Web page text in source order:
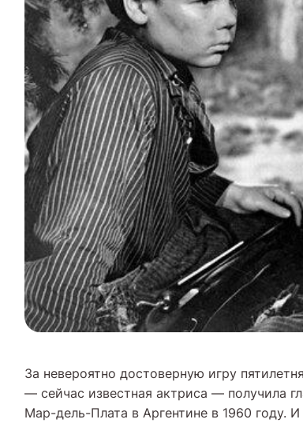
За невероятно достоверную игру
— сейчас известная актриса — получила
Мар-дель-Плата в Аргентине в 1960 году.